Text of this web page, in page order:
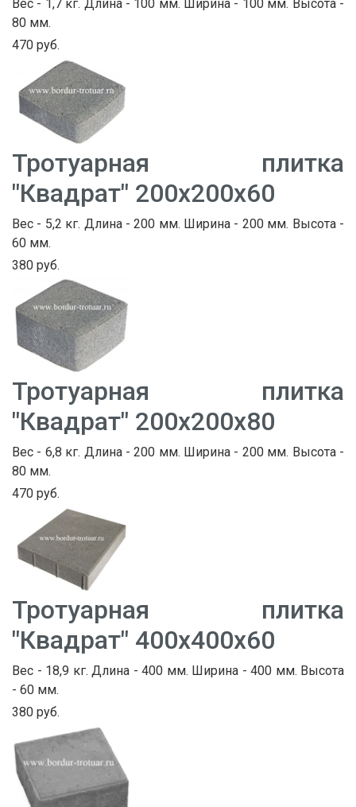
Вес - 1,7 кг. Длина - 100 мм. Ширина - 100 мм. Высота -
80 мм.
470 руб.
Тротуарная плитка
"Квадрат" 200х200х60
Вес - 5,2 кг. Длина - 200 мм. Ширина - 200 мм. Высота -
60 мм.
380 руб.
Тротуарная плитка
"Квадрат" 200х200х80
Вес - 6,8 кг. Длина - 200 мм. Ширина - 200 мм. Высота -
80 мм.
470 руб.
Тротуарная плитка
"Квадрат" 400х400х60
Вес - 18,9 кг. Длина - 400 мм. Ширина - 400 мм. Высота
- 60 мм.
380 руб.